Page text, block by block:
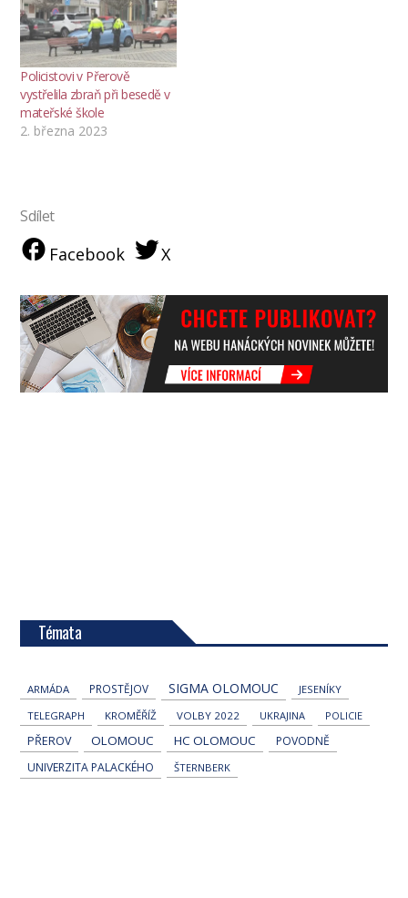
Policistovi v Přerově
vystřelila zbraň při besedě v
mateřské škole
2. března 2023
Sdílet
Facebook X
Témata
ARMÁDA PROSTĚJOV SIGMA OLOMOUC
JESENÍKY
TELEGRAPH
KROMĚŘÍŽ VOLBY 2022 UKRAJINA POLICIE
PŘEROV OLOMOUC HC OLOMOUC
POVODNĚ
UNIVERZITA PALACKÉHO
ŠTERNBERK